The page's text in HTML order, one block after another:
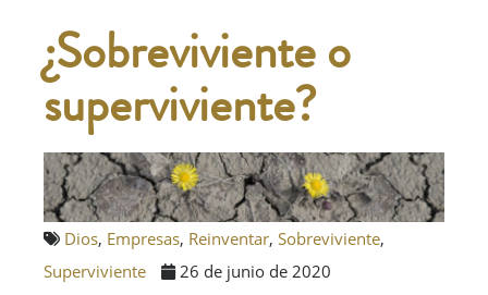
¿Sobreviviente o
superviviente?
Dios, Empresas, Reinventar, Sobreviviente,
Superviviente
26 de junio de 2020